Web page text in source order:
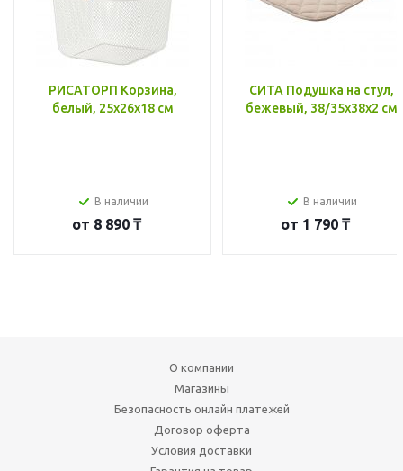
РИСАТОРП Корзина,
белый, 25x26x18 см
В наличии
от 8 890 ₸
СИТА Подушка на стул,
бежевый, 38/35x38x2 см
В наличии
от 1 790 ₸
О компании
Магазины
Безопасность онлайн платежей
Договор оферта
Условия доставки